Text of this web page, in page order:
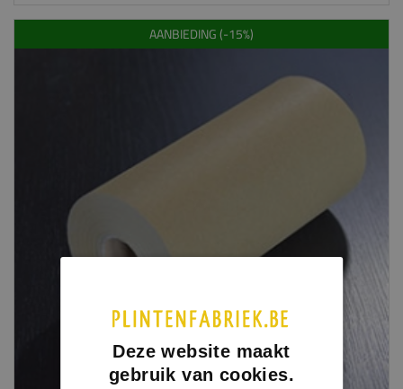
AANBIEDING (-15%)
Deze website maakt
gebruik van cookies.